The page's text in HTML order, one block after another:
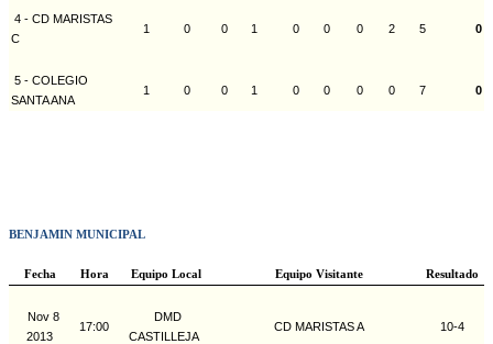
4 - CD MARISTAS
C
1 0 0 1 0 0 0 2 5 0
5 - COLEGIO
SANTA ANA
1 0 0 1 0 0 0 0 7 0
BENJAMIN MUNICIPAL
Fecha Hora Equipo Local Equipo Visitante Resultado
Nov 8
2013
17:00
DMD
CASTILLEJA
CD MARISTAS A 10-4